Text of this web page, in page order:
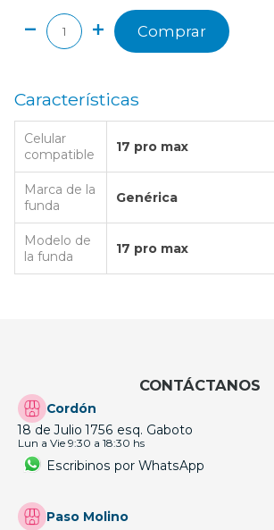
Comprar
Características
Celular
compatible
17 pro max
Marca de la
funda
Genérica
Modelo de
la funda
17 pro max
CONTÁCTANOS
Cordón
18 de Julio 1756 esq. Gaboto
Lun a Vie 9:30 a 18:30 hs
Escribinos por WhatsApp
Paso Molino